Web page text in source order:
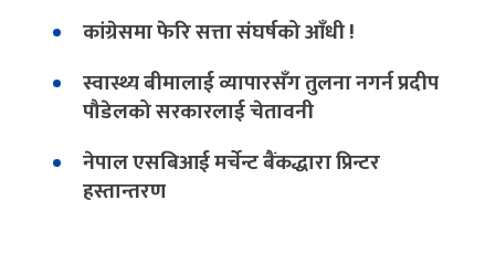
कांग्रेसमा फेरि सत्ता संघर्षको आँधी !
स्वास्थ्य बीमालाई व्यापारसँग तुलना नगर्न प्रदीप
पौडेलको सरकारलाई चेतावनी
नेपाल एसबिआई मर्चेन्ट बैंकद्धारा प्रिन्टर
हस्तान्तरण